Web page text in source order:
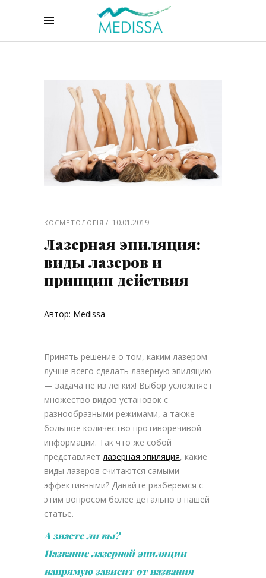
КОСМЕТОЛОГІЯ 10.01.2019
Лазерная эпиляция:
виды лазеров и
принцип действия
Автор: Medissa
Принять решение о том, каким лазером
лучше всего сделать лазерную эпиляцию
— задача не из легких! Выбор усложняет
множество видов установок с
разнообразными режимами, а также
большое количество противоречивой
информации. Так что же собой
представляет лазерная эпиляция, какие
виды лазеров считаются самыми
эффективными? Давайте разберемся с
этим вопросом более детально в нашей
статье.
А знаете ли вы?
Название лазерной эпиляции
напрямую зависит от названия